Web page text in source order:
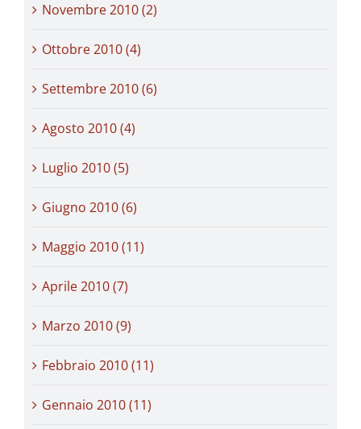
Novembre 2010 (2)
Ottobre 2010 (4)
Settembre 2010 (6)
Agosto 2010 (4)
Luglio 2010 (5)
Giugno 2010 (6)
Maggio 2010 (11)
Aprile 2010 (7)
Marzo 2010 (9)
Febbraio 2010 (11)
Gennaio 2010 (11)